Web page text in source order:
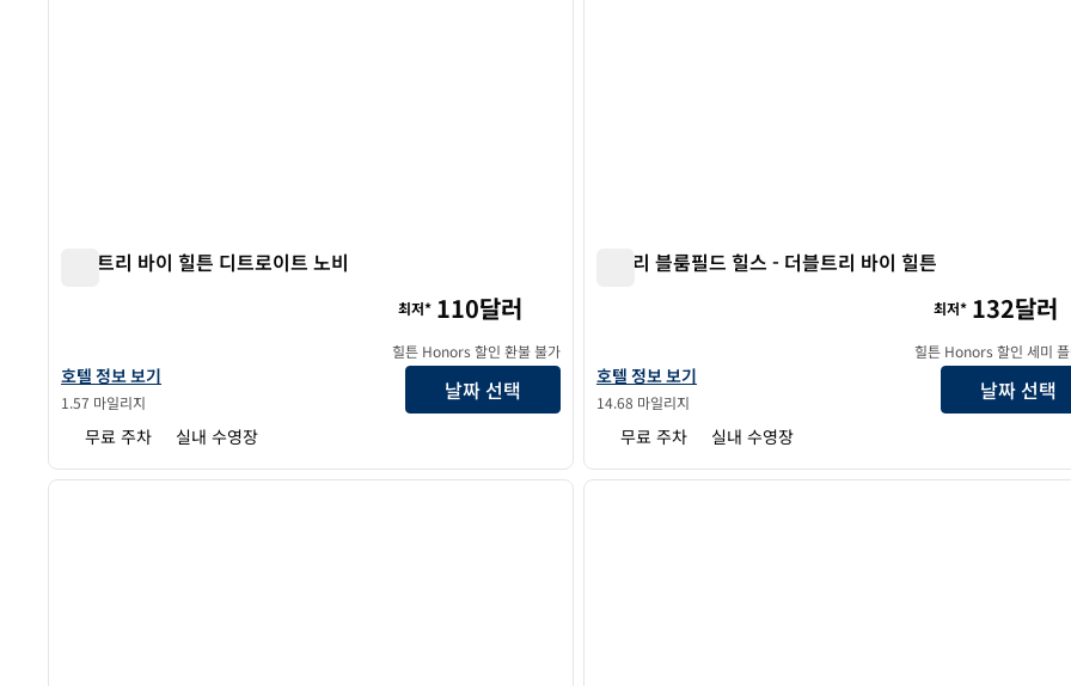
더블트리 바이 힐튼 디트로이트 노비
더블트리 바이 힐튼 디트로이트 노비의 호텔 정보 보기
호텔 정보 보기
1.57 마일리지
최저* 110달러
힐튼 Honors 할인 환불 불가
날짜 선택
무료 주차 실내 수영장
킹슬리 블룸필드 힐스 - 더블트리 바이 힐튼
더 킹슬리 블룸필드 힐스 - 더블트리 바이 힐튼의 호텔 정보 보기
호텔 정보 보기
14.68 마일리지
최저* 132달러
힐튼 Honors 할인 세미
날짜 선택
무료 주차 실내 수영장
1/12
1/12
다음 이미지
1
1/12